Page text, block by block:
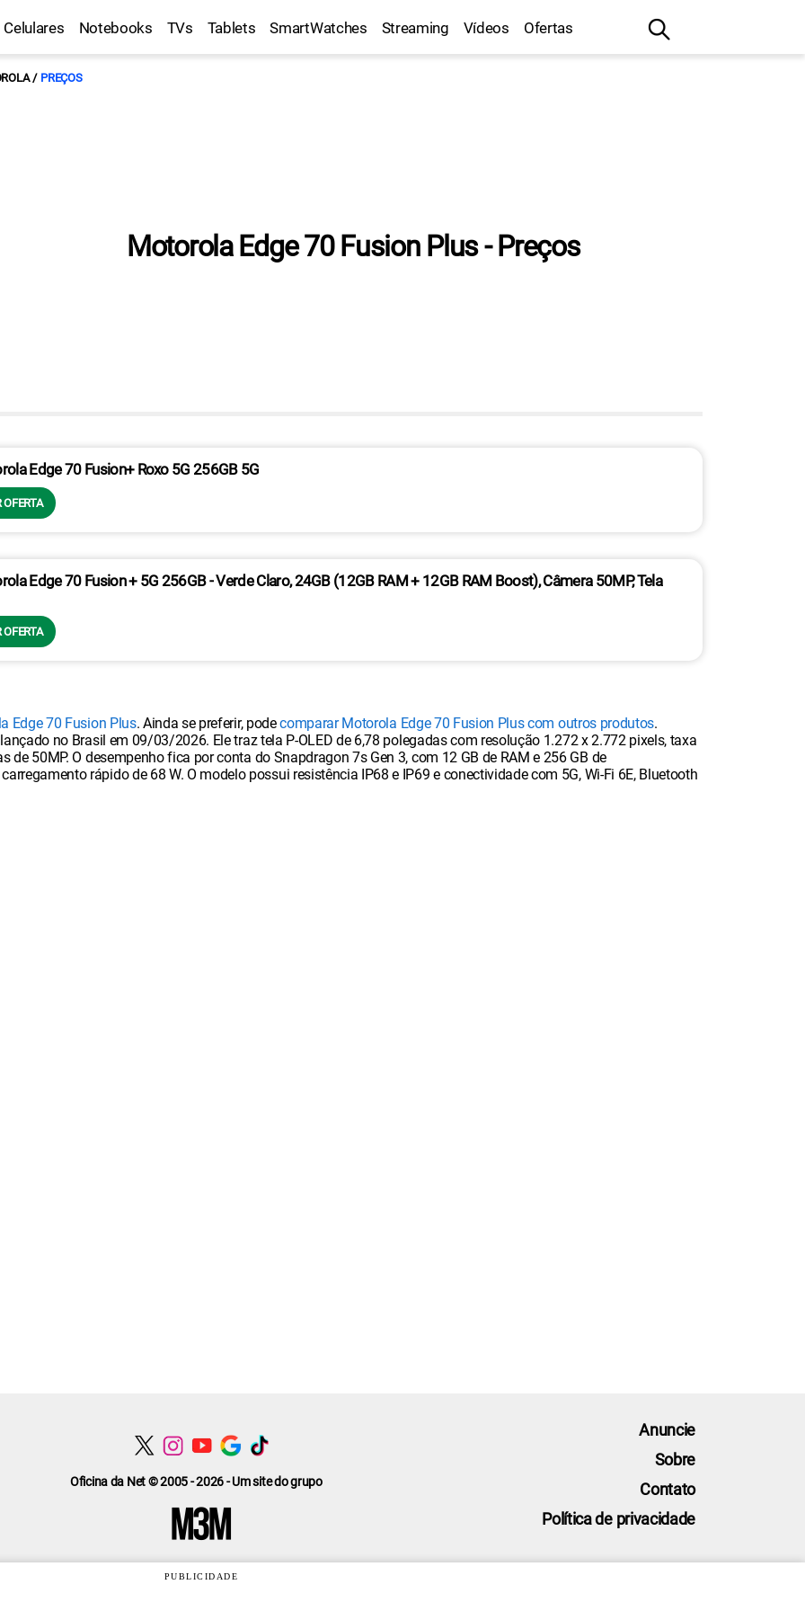
Celulares Notebooks TVs Tablets SmartWatches Streaming Vídeos Ofertas
PREÇOS
Motorola Edge 70 Fusion Plus - Preços
Edge 70 Fusion+ Roxo 5G 256GB 5G
OFERTA
Edge 70 Fusion + 5G 256GB - Verde Claro, 24GB (12GB RAM + 12GB RAM Boost), Câmera 50MP, Tela
OFERTA
Edge 70 Fusion Plus. Ainda se preferir, podecomparar Motorola Edge 70 Fusion Plus com outros produtos.
no Brasil em 09/03/2026. Ele traz tela P-OLED de 6,78 polegadas com resolução 1.272 x 2.772 pixels, taxa
de 50MP. O desempenho fica por conta do Snapdragon 7s Gen 3, com 12 GB de RAM e 256 GB de
rápido de 68 W. O modelo possui resistência IP68 e IP69 e conectividade com 5G, Wi-Fi 6E, Bluetooth
Oficina da Net © 2005 - 2026 - Um site do grupo
Anuncie
Sobre
Contato
Política de privacidade
PUBLICIDADE